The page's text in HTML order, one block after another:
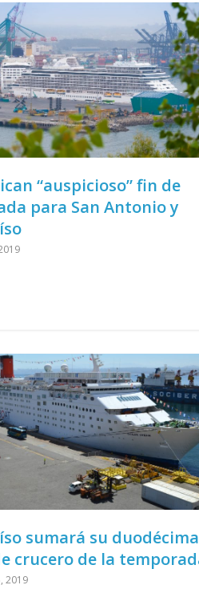
“auspicioso” fin de
para San Antonio y
sumará su duodécima
crucero de la
2019